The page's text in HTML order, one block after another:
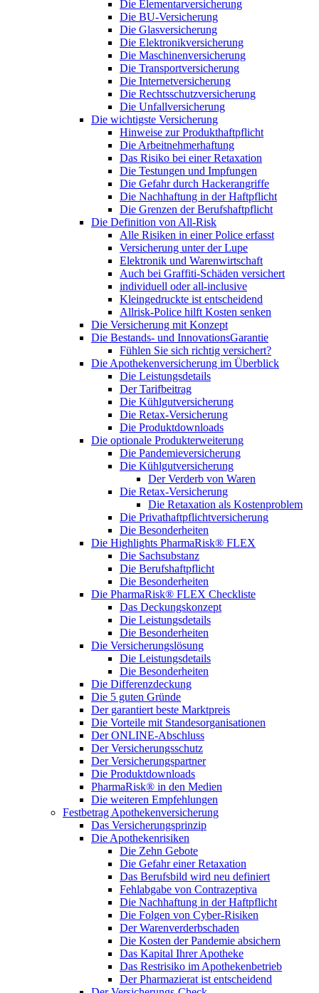
Die Elementarversicherung
Die BU-Versicherung
Die Glasversicherung
Die Elektronikversicherung
Die Maschinenversicherung
Die Transportversicherung
Die Internetversicherung
Die Rechtsschutzversicherung
Die Unfallversicherung
Die wichtigste Versicherung
Hinweise zur Produkthaftpflicht
Die Arbeitnehmerhaftung
Das Risiko bei einer Retaxation
Die Testungen und Impfungen
Die Gefahr durch Hackerangriffe
Die Nachhaftung in der Haftpflicht
Die Grenzen der Berufshaftpflicht
Die Definition von All-Risk
Alle Risiken in einer Police erfasst
Versicherung unter der Lupe
Elektronik und Warenwirtschaft
Auch bei Graffiti-Schäden versichert
individuell oder all-inclusive
Kleingedruckte ist entscheidend
Allrisk-Police hilft Kosten senken
Die Versicherung mit Konzept
Die Bestands- und InnovationsGarantie
Fühlen Sie sich richtig versichert?
Die Apothekenversicherung im Überblick
Die Leistungsdetails
Der Tarifbeitrag
Die Kühlgutversicherung
Die Retax-Versicherung
Die Produktdownloads
Die optionale Produkterweiterung
Die Pandemieversicherung
Die Kühlgutversicherung
Der Verderb von Waren
Die Retax-Versicherung
Die Retaxation als Kostenproblem
Die Privathaftpflichtversicherung
Die Besonderheiten
Die Highlights PharmaRisk® FLEX
Die Sachsubstanz
Die Berufshaftpflicht
Die Besonderheiten
Die PharmaRisk® FLEX Checkliste
Das Deckungskonzept
Die Leistungsdetails
Die Besonderheiten
Die Versicherungslösung
Die Leistungsdetails
Die Besonderheiten
Die Differenzdeckung
Die 5 guten Gründe
Der garantiert beste Marktpreis
Die Vorteile mit Standesorganisationen
Der ONLINE-Abschluss
Der Versicherungsschutz
Der Versicherungspartner
Die Produktdownloads
PharmaRisk® in den Medien
Die weiteren Empfehlungen
Festbetrag Apothekenversicherung
Das Versicherungsprinzip
Die Apothekenrisiken
Die Zehn Gebote
Die Gefahr einer Retaxation
Das Berufsbild wird neu definiert
Fehlabgabe von Contrazeptiva
Die Nachhaftung in der Haftpflicht
Die Folgen von Cyber-Risiken
Der Warenverderbschaden
Die Kosten der Pandemie absichern
Das Kapital Ihrer Apotheke
Das Restrisiko im Apothekenbetrieb
Der Pharmazierat ist entscheidend